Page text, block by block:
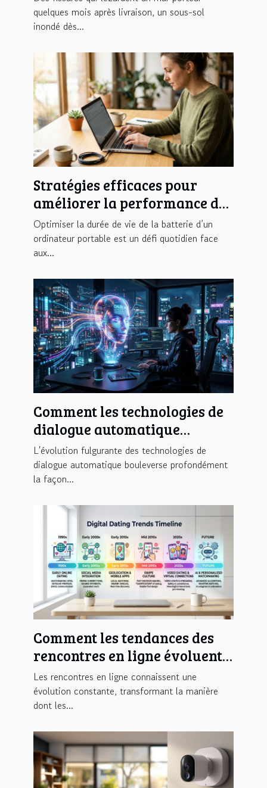
l'entreprise Atlantis
Géotechnique ?
quelques mois après livraison, un sous-sol
inondé dès...
Stratégies efficaces pour
améliorer la performance de
la batterie de votre
ordinateur portable
Optimiser la durée de vie de la batterie d’un
ordinateur portable est un défi quotidien face
aux...
Comment les technologies de
dialogue automatique
transforment-elles
l'interaction en ligne ?
L'évolution fulgurante des technologies de
dialogue automatique bouleverse profondément
la façon...
Comment les tendances des
rencontres en ligne évoluent-
elles avec le temps ?
Les rencontres en ligne connaissent une
évolution constante, transformant la manière
dont les...